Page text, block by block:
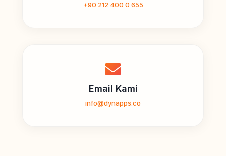
+90 212 400 0 655
Email Kami
info@dynapps.co